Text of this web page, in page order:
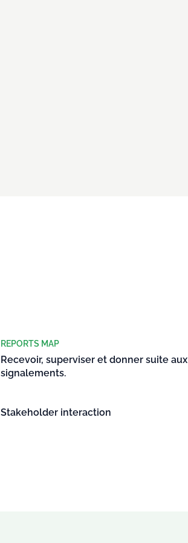
REPORTS MAP
Recevoir, superviser et donner suite aux
signalements.
Stakeholder interaction